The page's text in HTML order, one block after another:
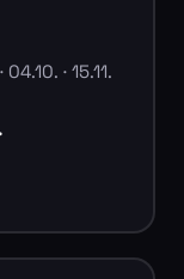
· 15.11.